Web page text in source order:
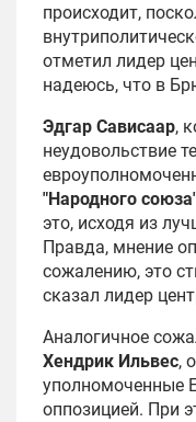
происходит,
отметил лидер
надеюсь, что в
Эдгар Сависаар,
неудовольствие
"Народного
это, исходя из
Правда, мнение
сожалению, это
сказал лидер
Аналогичное
Хендрик Ильвес,
уполномоченные
оппозицией. При